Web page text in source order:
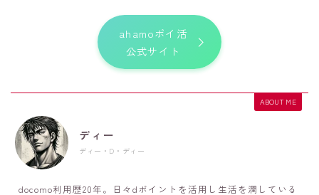
ahamoポイ活
公式サイト
ABOUT ME
ディー
ディー・D・ディー
docomo利用歴20年。日々dポイントを活用し生活を潤している